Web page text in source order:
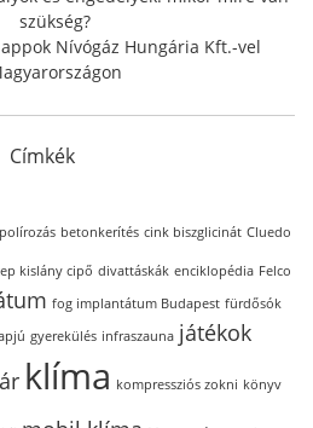
szükség?
Nívógáz Hungária Kft.-vel
Címkék
betonkerítés cink biszglicinát Cluedo
kislány cipő divattáskák enciklopédia Felco
fog implantátum Budapest fürdősók
gyerekülés infraszauna játékok
klíma kompressziós zokni könyv